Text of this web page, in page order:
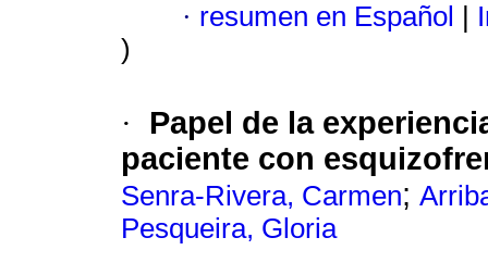
· resumen en Español
)
·
Papel de la
paciente con
Senra-Rivera, Carmen;
Pesqueira, Gloria